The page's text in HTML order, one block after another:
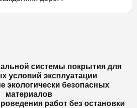
системы покрытия для
условий эксплуатации
экологически безопасных
материалов
работ без остановки